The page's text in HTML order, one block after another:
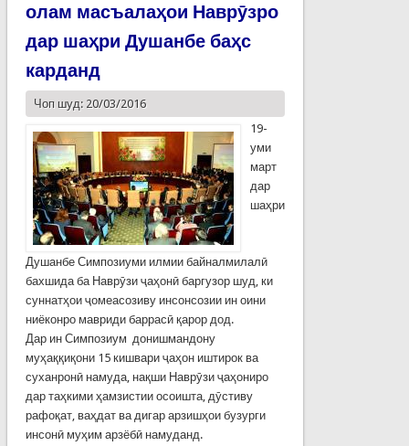
олам масъалаҳои Наврӯзро
дар шаҳри Душанбе баҳс
карданд
Чоп шуд: 20/03/2016
19-
уми
март
дар
шаҳри
Душанбе Симпозиуми илмии байналмилалӣ
бахшида ба Наврӯзи ҷаҳонӣ баргузор шуд, ки
суннатҳои ҷомеасозиву инсонсозии ин оини
ниёконро мавриди баррасӣ қарор дод.
Дар ин Симпозиум донишмандону
муҳаққиқони 15 кишвари ҷаҳон иштирок ва
суханронӣ намуда, нақши Наврӯзи ҷаҳониро
дар таҳкими ҳамзистии осоишта, дӯстиву
рафоқат, ваҳдат ва дигар арзишҳои бузурги
инсонӣ муҳим арзёбӣ намуданд.